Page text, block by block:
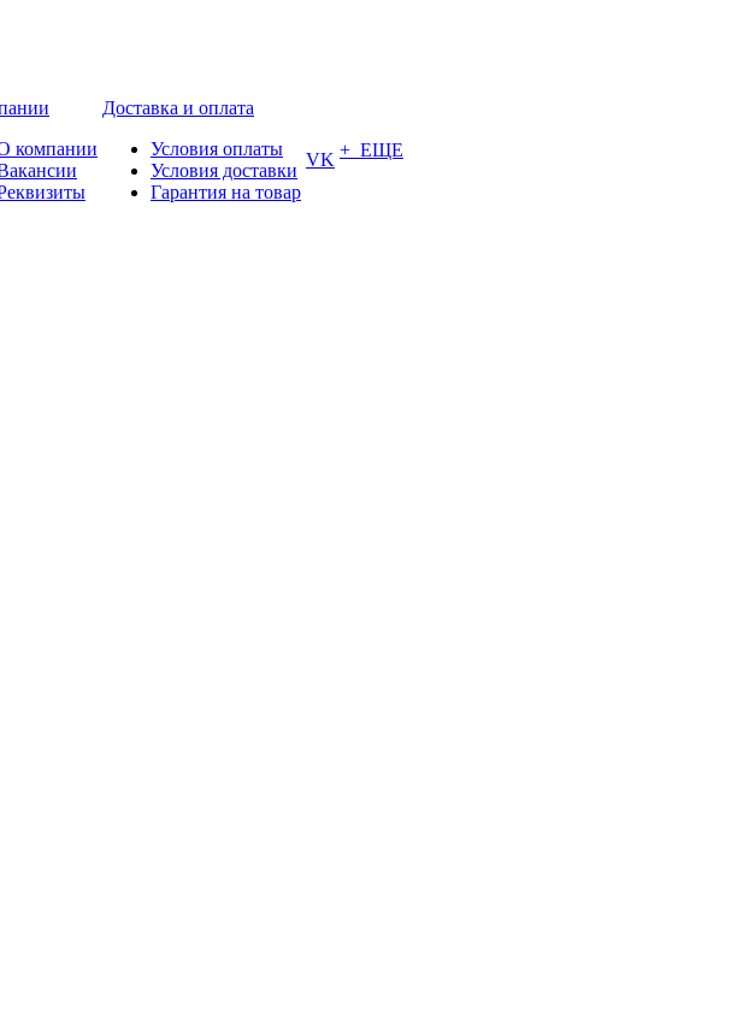
компании
Доставка и оплата
Условия оплаты
Условия доставки
Гарантия на товар
VK + ЕЩЕ